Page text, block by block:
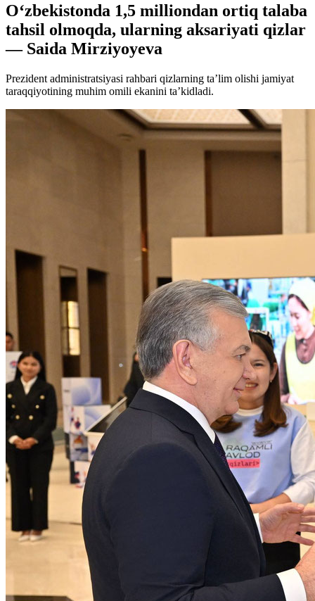
O‘zbekistonda 1,5 milliondan ortiq talaba
tahsil olmoqda, ularning aksariyati qizlar
— Saida Mirziyoyeva
Prezident administratsiyasi rahbari qizlarning ta’lim olishi jamiyat
taraqqiyotining muhim omili ekanini ta’kidladi.